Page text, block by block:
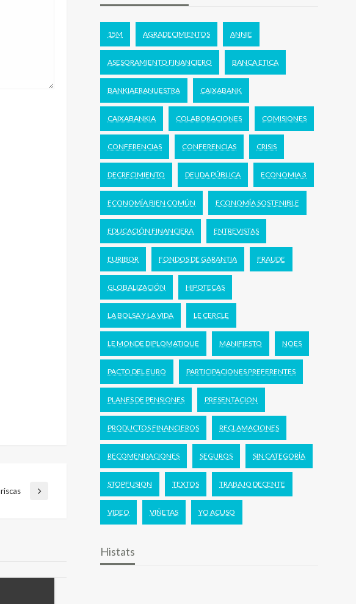
15M AGRADECIMIENTOS ANNIE
ASESORAMIENTO FINANCIERO BANCA ETICA
BANKIAERANUESTRA CAIXABANK
CAIXABANKIA COLABORACIONES COMISIONES
CONFERENCIAS CONFERENCIAS CRISIS
DECRECIMIENTO DEUDA PÚBLICA ECONOMIA 3
ECONOMÍA BIEN COMÚN ECONOMÍA SOSTENIBLE
EDUCACIÓN FINANCIERA ENTREVISTAS
EURIBOR FONDOS DE GARANTIA FRAUDE
GLOBALIZACIÓN HIPOTECAS
LA BOLSA Y LA VIDA LE CERCLE
LE MONDE DIPLOMATIQUE MANIFIESTO NOES
PACTO DEL EURO PARTICIPACIONES PREFERENTES
PLANES DE PENSIONES PRESENTACION
PRODUCTOS FINANCIEROS RECLAMACIONES
RECOMENDACIONES SEGUROS SIN CATEGORÍA
STOPFUSION TEXTOS TRABAJO DECENTE
VIDEO VIÑETAS YO ACUSO
Histats